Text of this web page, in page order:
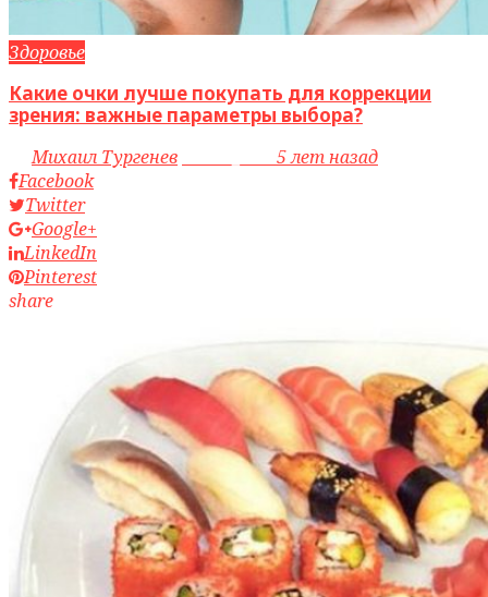
Здоровье
Какие очки лучше покупать для коррекции
зрения: важные параметры выбора?
byМихаил Тургенев
5 лет назад
Facebook
Twitter
Google+
LinkedIn
Pinterest
share